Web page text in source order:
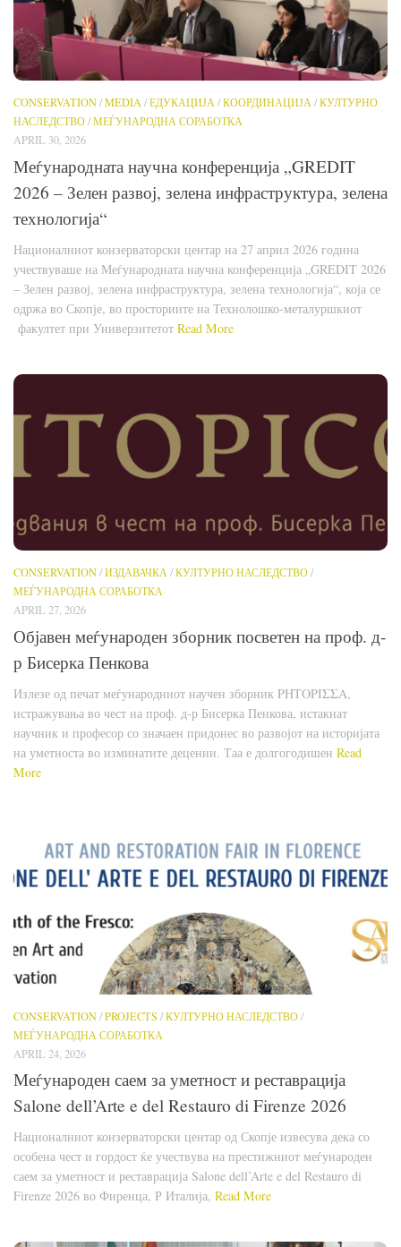
CONSERVATION/MEDIA/ЕДУКАЦИЈА/КООРДИНАЦИЈА/КУЛТУРНО
НАСЛЕДСТВО/МЕЃУНАРОДНА СОРАБОТКА
APRIL 30, 2026
Меѓународната научна конференција „GREDIT
2026 – Зелен развој, зелена инфраструктура, зелена
технологија“
Националниот конзерваторски центар на 27 април 2026 година
учествуваше на Меѓународната научна конференција „GREDIT 2026
– Зелен развој, зелена инфраструктура, зелена технологија“, која се
одржа во Скопје, во просториите на Технолошко-металуршкиот
факултет при Универзитетот Read More
CONSERVATION/ИЗДАВАЧКА /КУЛТУРНО НАСЛЕДСТВО/
МЕЃУНАРОДНА СОРАБОТКА
APRIL 27, 2026
Објавен меѓународен зборник посветен на проф. д-
р Бисерка Пенкова
Излезе од печат меѓународниот научен зборник ΡΗΤΟΡΙΣΣΑ,
истражувања во чест на проф. д-р Бисерка Пенкова, истакнат
научник и професор со значаен придонес во развојот на историјата
на уметноста во изминатите децении. Таа е долгогодишен Read
More
CONSERVATION/PROJECTS /КУЛТУРНО НАСЛЕДСТВО/
МЕЃУНАРОДНА СОРАБОТКА
APRIL 24, 2026
Меѓународен саем за уметност и реставрација
Salone dell’Arte e del Restauro di Firenze 2026
Националниот конзерваторски центар од Скопје извесува дека со
особена чест и гордост ќе учествува на престижниот меѓународен
саем за уметност и реставрација Salone dell’Arte e del Restauro di
Firenze 2026 во Фиренца, Р Италија, Read More